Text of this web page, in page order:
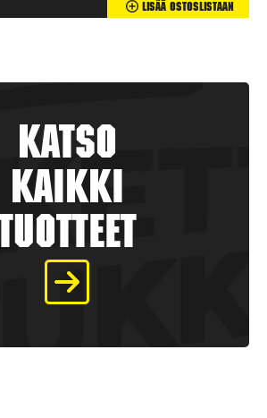
Lisää Ostoslistaan
Katso
kaikki
tuotteet